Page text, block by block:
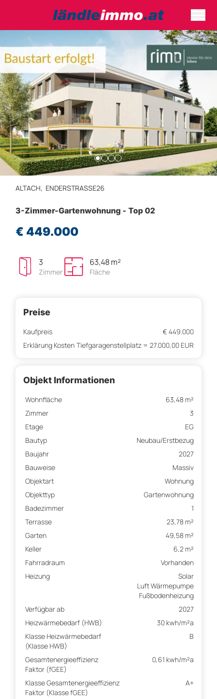
ALTACH, ENDERSTRASSE26
3-Zimmer-Gartenwohnung - Top 02
€ 449.000
3
Zimmer
63,48 m²
Fläche
Preise
Kaufpreis
€ 449.000
Erklärung Kosten Tiefgaragenstellplatz = 27.000,00 EUR
Objekt Informationen
Wohnfläche
63,48 m²
Zimmer
3
Etage
EG
Bautyp
Neubau/Erstbezug
Baujahr
2027
Bauweise
Massiv
Objektart
Wohnung
Objekttyp
Gartenwohnung
Badezimmer
1
Terrasse
23,78 m²
Garten
49,58 m²
Keller
6,2 m²
Fahrradraum
Vorhanden
Heizung
Solar
Luft Wärmepumpe
Fußbodenheizung
Verfügbar ab
2027
Heizwärmebedarf (HWB)
30 kwh/m²a
Klasse Heizwärmebedarf
(Klasse HWB)
B
Gesamtenergieeffizienz
Faktor (fGEE)
0,61 kwh/m²a
Klasse Gesamtenergieeffizienz
Faktor (Klasse fGEE)
A+